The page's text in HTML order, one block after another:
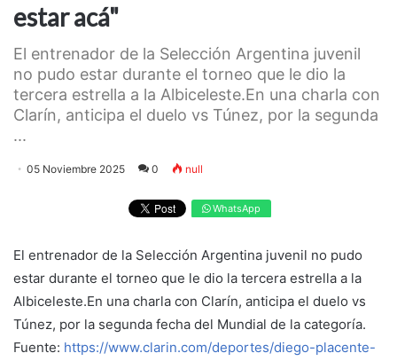
estar acá"
El entrenador de la Selección Argentina juvenil
no pudo estar durante el torneo que le dio la
tercera estrella a la Albiceleste.En una charla con
Clarín, anticipa el duelo vs Túnez, por la segunda
...
05 Noviembre 2025 0 null
WhatsApp
El entrenador de la Selección Argentina juvenil no pudo
estar durante el torneo que le dio la tercera estrella a la
Albiceleste.En una charla con Clarín, anticipa el duelo vs
Túnez, por la segunda fecha del Mundial de la categoría.
Fuente: https://www.clarin.com/deportes/diego-placente-